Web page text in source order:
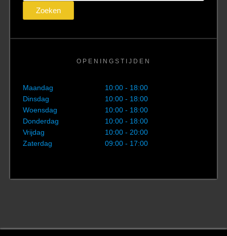
Zoeken
OPENINGSTIJDEN
Maandag
10:00 - 18:00
Dinsdag
10:00 - 18:00
Woensdag
10:00 - 18:00
Donderdag
10:00 - 18:00
Vrijdag
10:00 - 20:00
Zaterdag
09:00 - 17:00